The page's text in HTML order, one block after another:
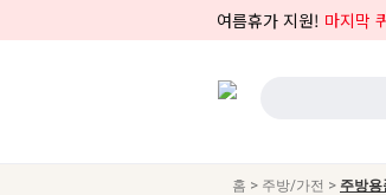
여름휴가 지원! 마지막
홈 > 주방/가전 > 주방용